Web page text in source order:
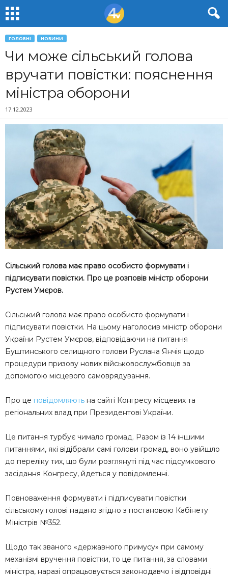
ГОЛОВНІ НОВИНИ
Чи може сільський голова
вручати повістки: пояснення
міністра оборони
17.12.2023
Сільський голова має право особисто формувати і
підписувати повістки. Про це розповів міністр оборони
Рустем Умєров.
Сільський голова має право особисто формувати і
підписувати повістки. На цьому наголосив міністр оборони
України Рустем Умєров, відповідаючи на питання
Буштинського селищного голови Руслана Янчія щодо
процедури призову нових військовослужбовців за
допомогою місцевого самоврядування.
Про це повідомляють на сайті Конгресу місцевих та
регіональних влад при Президентові України.
Це питання турбує чимало громад. Разом із 14 іншими
питаннями, які відібрали самі голови громад, воно увійшло
до переліку тих, що були розглянуті під час підсумкового
засідання Конгресу, йдеться у повідомленні.
Повноваження формувати і підписувати повістки
сільському голові надано згідно з постановою Кабінету
Міністрів №352.
Щодо так званого «державного примусу» при самому
механізмі вручення повістки, то це питання, за словами
міністра, наразі опрацьовується законодавчо і відповідні